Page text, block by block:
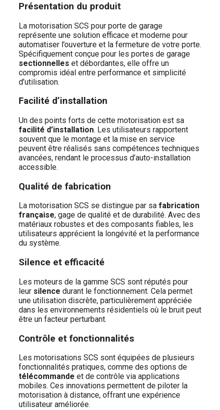
Présentation du produit
La motorisation SCS pour porte de garage
représente une solution efficace et moderne pour
automatiser l’ouverture et la fermeture de votre porte.
Spécifiquement conçue pour les portes de garage
sectionnelles et débordantes, elle offre un
compromis idéal entre performance et simplicité
d’utilisation.
Facilité d’installation
Un des points forts de cette motorisation est sa
facilité d’installation. Les utilisateurs rapportent
souvent que le montage et la mise en service
peuvent être réalisés sans compétences techniques
avancées, rendant le processus d’auto-installation
accessible.
Qualité de fabrication
La motorisation SCS se distingue par sa fabrication
française, gage de qualité et de durabilité. Avec des
matériaux robustes et des composants fiables, les
utilisateurs apprécient la longévité et la performance
du système.
Silence et efficacité
Les moteurs de la gamme SCS sont réputés pour
leur silence durant le fonctionnement. Cela permet
une utilisation discrète, particulièrement appréciée
dans les environnements résidentiels où le bruit peut
être un facteur perturbant.
Contrôle et fonctionnalités
Les motorisations SCS sont équipées de plusieurs
fonctionnalités pratiques, comme des options de
télécommande et de contrôle via applications
mobiles. Ces innovations permettent de piloter la
motorisation à distance, offrant une expérience
utilisateur améliorée.